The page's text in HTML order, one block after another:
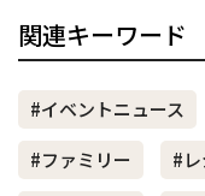
関連キーワード
#イベントニュース
#ファミリー
#レ